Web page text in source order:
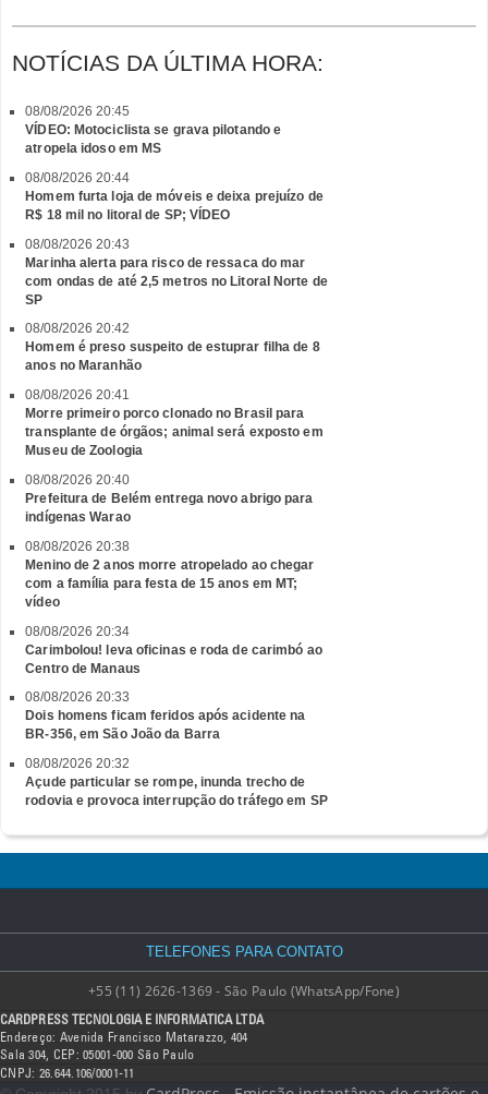
NOTÍCIAS DA ÚLTIMA HORA:
08/08/2026 20:45
VÍDEO: Motociclista se grava pilotando e
atropela idoso em MS
08/08/2026 20:44
Homem furta loja de móveis e deixa prejuízo de
R$ 18 mil no litoral de SP; VÍDEO
08/08/2026 20:43
Marinha alerta para risco de ressaca do mar
com ondas de até 2,5 metros no Litoral Norte de
SP
08/08/2026 20:42
Homem é preso suspeito de estuprar filha de 8
anos no Maranhão
08/08/2026 20:41
Morre primeiro porco clonado no Brasil para
transplante de órgãos; animal será exposto em
Museu de Zoologia
08/08/2026 20:40
Prefeitura de Belém entrega novo abrigo para
indígenas Warao
08/08/2026 20:38
Menino de 2 anos morre atropelado ao chegar
com a família para festa de 15 anos em MT;
vídeo
08/08/2026 20:34
Carimbolou! leva oficinas e roda de carimbó ao
Centro de Manaus
08/08/2026 20:33
Dois homens ficam feridos após acidente na
BR-356, em São João da Barra
08/08/2026 20:32
Açude particular se rompe, inunda trecho de
rodovia e provoca interrupção do tráfego em SP
TELEFONES PARA CONTATO
+55 (11) 2626-1369 - São Paulo (WhatsApp/Fone)
CARDPRESS TECNOLOGIA E INFORMATICA LTDA
Endereço: Avenida Francisco Matarazzo, 404
Sala 304, CEP: 05001-000 São Paulo
CNPJ: 26.644.106/0001-11